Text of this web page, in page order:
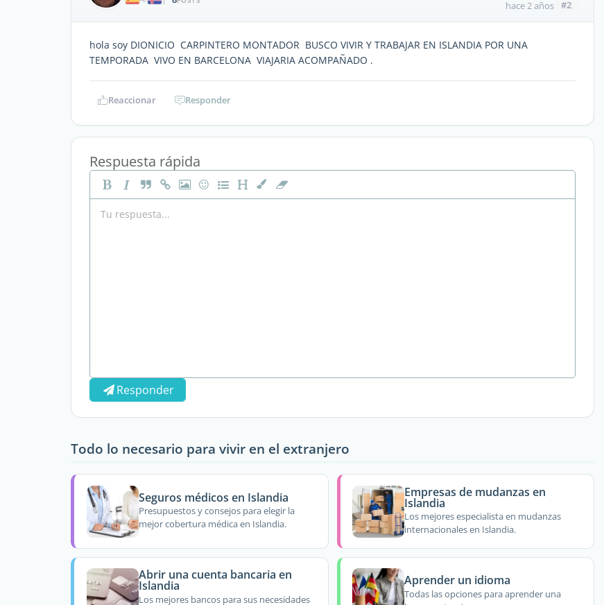
hace 2 años #2
hola soy DIONICIO CARPINTERO MONTADOR BUSCO VIVIR Y TRABAJAR EN ISLANDIA POR UNA
TEMPORADA VIVO EN BARCELONA VIAJARIA ACOMPAÑADO .
Reaccionar Responder
Respuesta rápida
Responder
Todo lo necesario para vivir en el extranjero
Seguros médicos en Islandia
Presupuestos y consejos para elegir la
mejor cobertura médica en Islandia.
Empresas de mudanzas en
Islandia
Los mejores especialista en mudanzas
internacionales en Islandia.
Abrir una cuenta bancaria en
Islandia
Los mejores bancos para sus necesidades
Aprender un idioma
Todas las opciones para aprender una